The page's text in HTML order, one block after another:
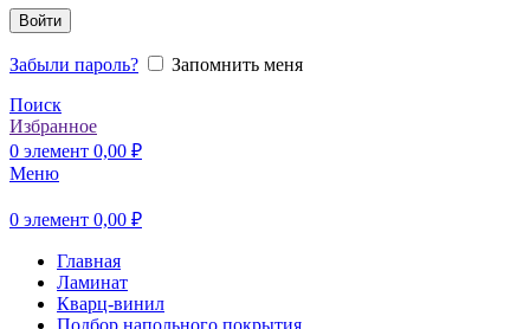
Войти
Забыли пароль?
Запомнить меня
Поиск
Избранное
0 элемент 0,00 ₽
Меню
0 элемент 0,00 ₽
Главная
Ламинат
Кварц-винил